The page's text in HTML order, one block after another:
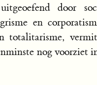
door
en
totalitarisme,
nog voorziet